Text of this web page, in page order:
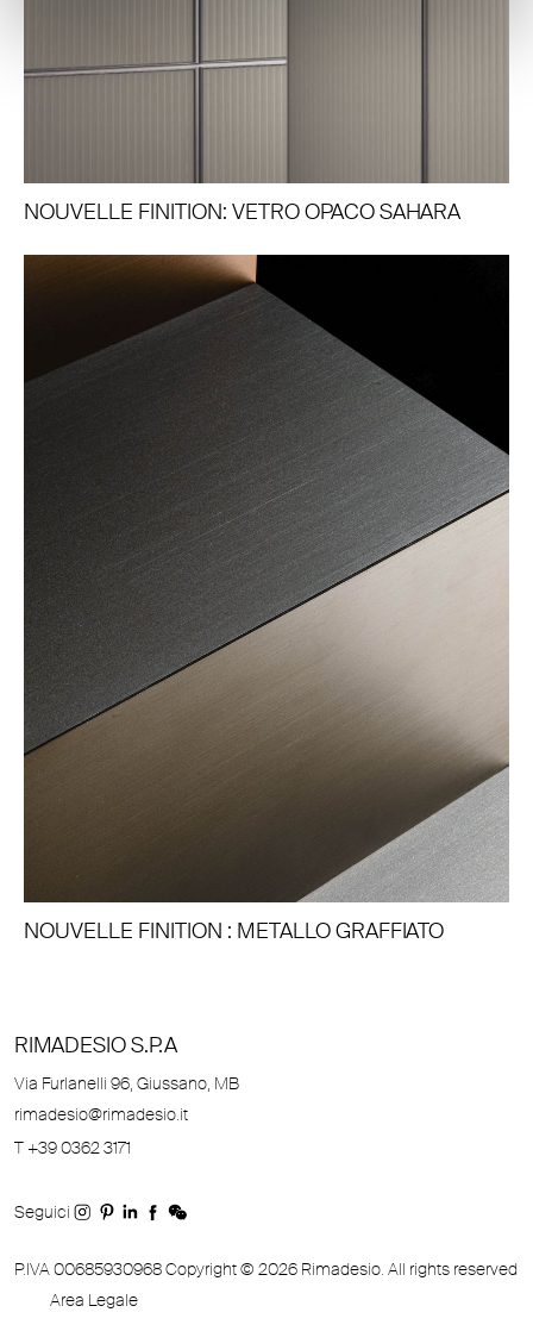
NOUVELLE FINITION: VETRO OPACO SAHARA
NOUVELLE FINITION : METALLO GRAFFIATO
RIMADESIO S.P.A
Via Furlanelli 96, Giussano, MB
rimadesio@rimadesio.it
T +39 0362 3171
Seguici
P.IVA 00685930968 Copyright © 2026 Rimadesio. All rights reserved
Area Legale